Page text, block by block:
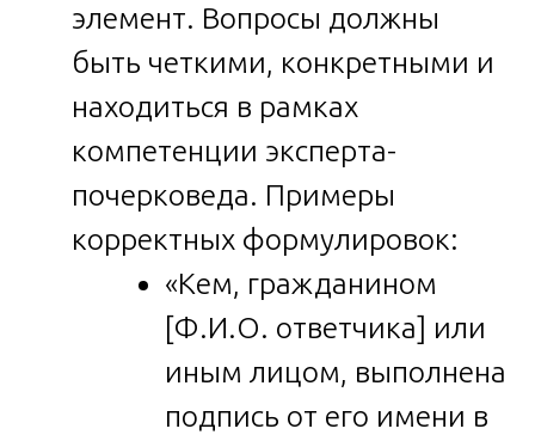
элемент. Вопросы должны
быть четкими, конкретными и
находиться в рамках
компетенции эксперта-
почерковеда. Примеры
корректных формулировок:
«Кем, гражданином
[Ф.И.О. ответчика] или
иным лицом, выполнена
подпись от его имени в